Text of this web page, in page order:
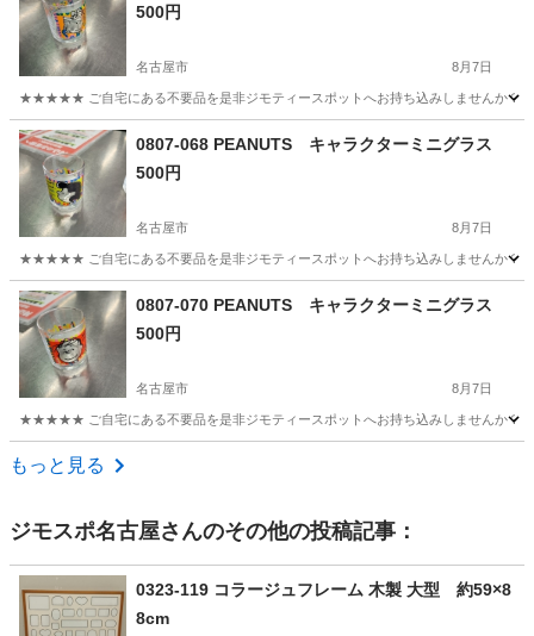
500円
名古屋市 8月7日
★★★★★ ご自宅にある不要品を是非ジモティースポットへお持ち込みしませんか？
愛知 名古屋市 0807-068 PEANUTS キャラクターミニグラス
500円
名古屋市 8月7日
★★★★★ ご自宅にある不要品を是非ジモティースポットへお持ち込みしませんか？
愛知 名古屋市 0807-070 PEANUTS キャラクターミニグラス
500円
名古屋市 8月7日
★★★★★ ご自宅にある不要品を是非ジモティースポットへお持ち込みしませんか？
愛知 名古屋市
もっと見る
ジモスポ名古屋さんのその他の投稿記事：
0323-119 コラージュフレーム 木製 大型 約59×8
8cm